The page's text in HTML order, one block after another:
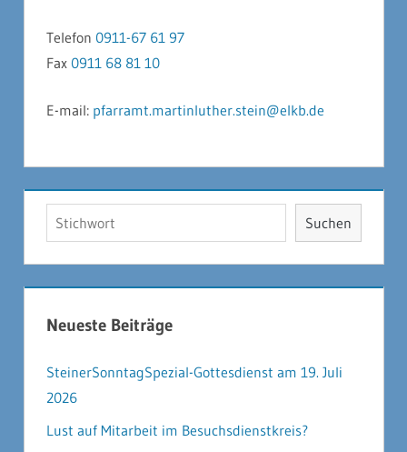
Telefon 0911-67 61 97
Fax 0911 68 81 10
E-mail: pfarramt.martinluther.stein@elkb.de
Suchen Suchen
Neueste Beiträge
SteinerSonntagSpezial-Gottesdienst am 19. Juli
2026
Lust auf Mitarbeit im Besuchsdienstkreis?